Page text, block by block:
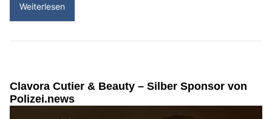
Weiterlesen
Clavora Cutier & Beauty – Silber Sponsor von
Polizei.news